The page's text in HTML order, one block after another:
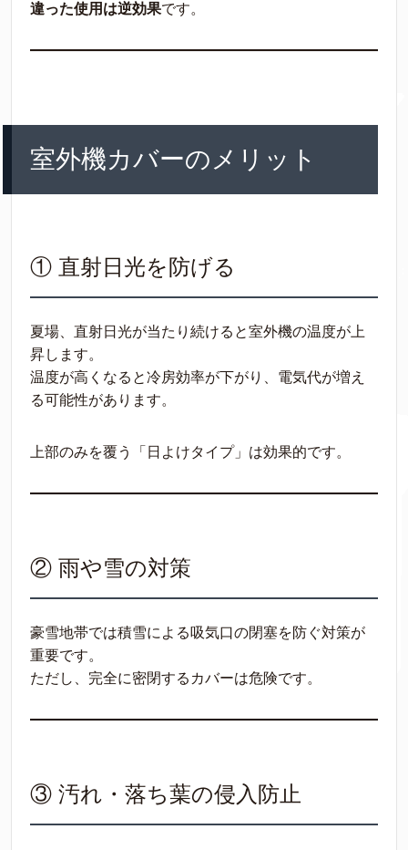
違った使用は逆効果です。
室外機カバーのメリット
① 直射日光を防げる
夏場、直射日光が当たり続けると室外機の温度が上
昇します。
温度が高くなると冷房効率が下がり、電気代が増え
る可能性があります。
上部のみを覆う「日よけタイプ」は効果的です。
② 雨や雪の対策
豪雪地帯では積雪による吸気口の閉塞を防ぐ対策が
重要です。
ただし、完全に密閉するカバーは危険です。
③ 汚れ・落ち葉の侵入防止